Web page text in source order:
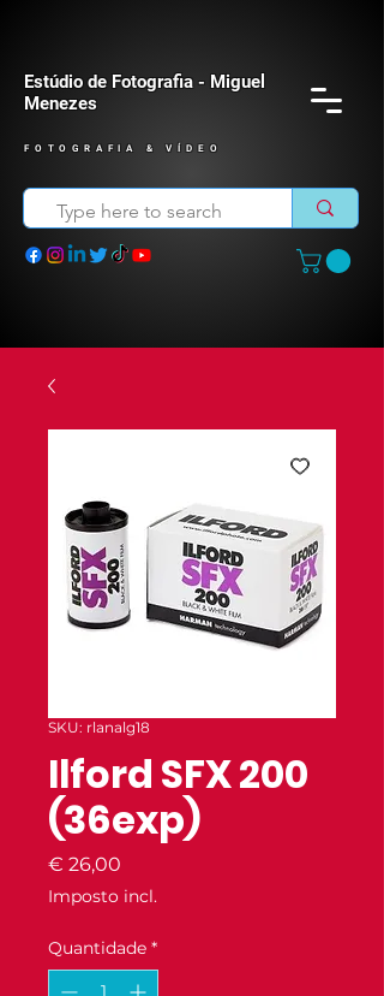
Estúdio de Fotografia - Miguel
Menezes
FOTOGRAFIA & VÍDEO
SKU: rlanalg18
Ilford SFX 200
(36exp)
€ 26,00
Imposto incl.
Quantidade *